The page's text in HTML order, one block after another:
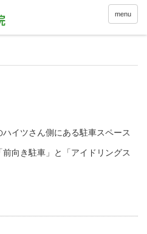
menu
イツさん側にある駐車スペース
向き駐車」と「アイドリングス